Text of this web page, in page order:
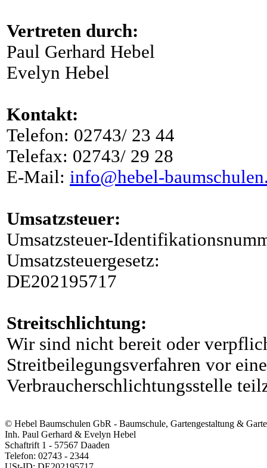
Vertreten durch:
Paul Gerhard Hebel
Evelyn Hebel
Kontakt:
Telefon: 02743/ 23 44
Telefax: 02743/ 29 28
E-Mail: info@hebel-
Umsatzsteuer:
Umsatzsteuer-
Umsatzsteuergesetz:
DE202195717
Streitschlichtung:
Wir sind nicht bereit oder
Streitbeilegungsverfahren vor
Verbraucherschlichtungsstelle
© Hebel Baumschulen GbR - Baumschule, Gartengestaltung &
Inh. Paul Gerhard & Evelyn Hebel
Schaftrift 1 - 57567 Daaden
Telefon: 02743 - 2344